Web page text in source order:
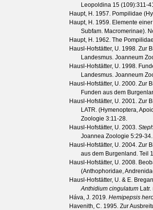
Leopoldina 15 (109):311-
Haupt, H. 1957. Pompilidae
Haupt, H. 1959. Elemente
Subfam. Macromerinae).
Haupt, H. 1962. The
Hausl-Hofstätter, U. 1998. Zur
Landesmus. Joanneum
Hausl-Hofstätter, U. 1998.
Landesmus. Joanneum
Hausl-Hofstätter, U. 2000. Zur
Funden aus dem
Hausl-Hofstätter, U. 2001. Zur
LATR. (Hymenoptera,
Zoologie 3:11-28.
Hausl-Hofstätter, U. 2003.
Joannea Zoologie 5:29-34.
Hausl-Hofstätter, U. 2004. Zur
aus dem Burgenland. Teil
Hausl-Hofstätter, U. 2008.
(Anthophoridae,
Hausl-Hofstätter, U. & E.
Anthidium cingulatum
Háva, J. 2019. Hemipepsis
Havenith, C. 1995. Zur